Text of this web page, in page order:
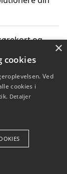
og
køreskole i
×
cookies
Ved
cookies i
Detaljer